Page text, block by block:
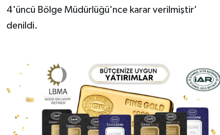
4'üncü Bölge Müdürlüğü'nce karar verilmiştir'
denildi.